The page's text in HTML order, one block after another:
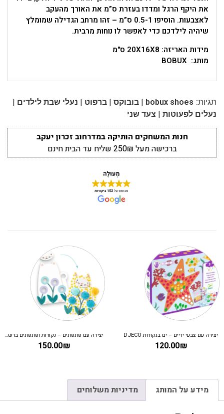
את היקף הרגל ומדדו בעזרת ס”מ את האורך מהעקב
לאצבעות. הוסיפו 0.5-1 ס”מ – זהו מרחב הגדילה שמומלץ
שיהיה לילדכם כדי לאפשר לו נוחות מרבית.
מידות האריזה: 20X16X8 ס"מ
מותג: BOBUX
תגיות: bobux shoes
| בובוקס | ברפוט | נעלי שבת לילדים |
נעלים לפעוטות | צעד שני
חנות המשחקים הותיקה במדרחוב זכרון יעקב
ברכישה מעל 250₪ שליח עד הבית חינם
יצירה עם צבעי ידיים – ים בנקודות DJECO
120.00₪
יצירה עם פונפונים – נקודות ופונפונים בדשא DJECO
150.00₪
מידע על המותג מדיניות משלוחים